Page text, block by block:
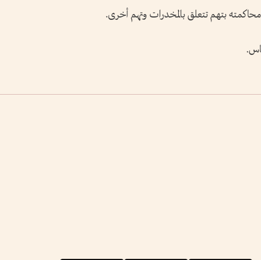
بتهم تتعلق بالمخدرات وتهم أخرى.